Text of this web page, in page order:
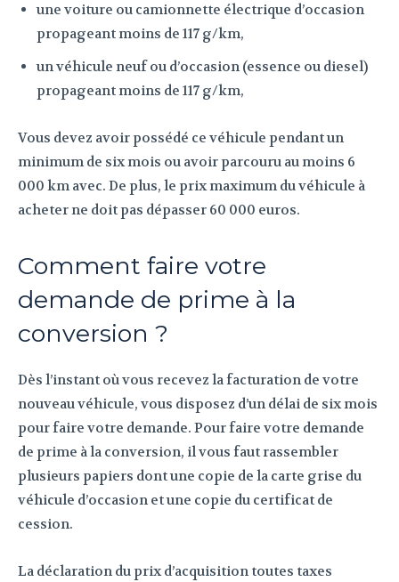
une voiture ou camionnette électrique d’occasion
propageant moins de 117 g/km,
un véhicule neuf ou d’occasion (essence ou diesel)
propageant moins de 117 g/km,
Vous devez avoir possédé ce véhicule pendant un
minimum de six mois ou avoir parcouru au moins 6
000 km avec. De plus, le prix maximum du véhicule à
acheter ne doit pas dépasser 60 000 euros.
Comment faire votre
demande de prime à la
conversion ?
Dès l’instant où vous recevez la facturation de votre
nouveau véhicule, vous disposez d’un délai de six mois
pour faire votre demande. Pour faire votre demande
de prime à la conversion, il vous faut rassembler
plusieurs papiers dont une copie de la carte grise du
véhicule d’occasion et une copie du certificat de
cession.
La déclaration du prix d’acquisition toutes taxes